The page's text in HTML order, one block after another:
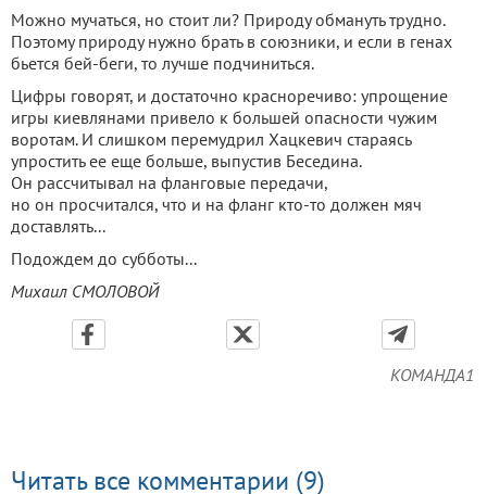
Можно мучаться, но стоит ли? Природу обмануть трудно.
Поэтому природу нужно брать в союзники, и если в генах
бьется бей-беги, то лучше подчиниться.
Цифры говорят, и достаточно красноречиво: упрощение
игры киевлянами привело к большей опасности чужим
воротам. И слишком перемудрил Хацкевич стараясь
упростить ее еще больше, выпустив Беседина.
Он рассчитывал на фланговые передачи,
но он просчитался, что и на фланг кто-то должен мяч
доставлять...
Подождем до субботы...
Михаил СМОЛОВОЙ
КОМАНДА1
Читать все комментарии (9)